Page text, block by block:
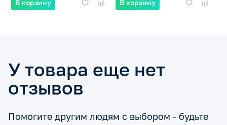
В корзину В корзину
У товара еще нет
отзывов
Помогите другим людям с выбором - будьте